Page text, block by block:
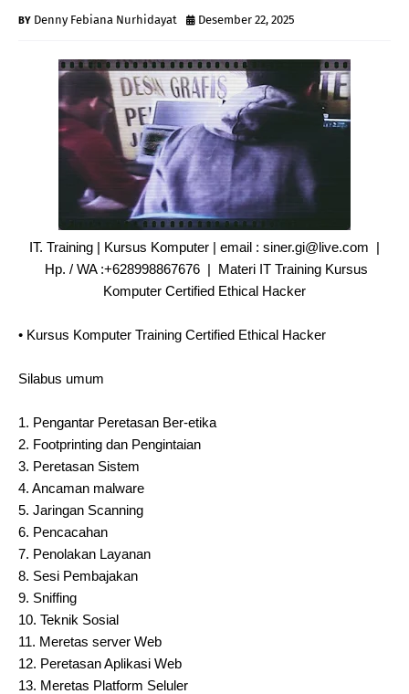
Denny Febiana Nurhidayat Desember 22, 2025
IT. Training | Kursus Komputer | email : siner.gi@live.com |
Hp. / WA :+628998867676 | Materi IT Training Kursus
Komputer Certified Ethical Hacker
• Kursus Komputer Training Certified Ethical Hacker
Silabus umum
1. Pengantar Peretasan Ber-etika
2. Footprinting dan Pengintaian
3. Peretasan Sistem
4. Ancaman malware
5. Jaringan Scanning
6. Pencacahan
7. Penolakan Layanan
8. Sesi Pembajakan
9. Sniffing
10. Teknik Sosial
11. Meretas server Web
12. Peretasan Aplikasi Web
13. Meretas Platform Seluler